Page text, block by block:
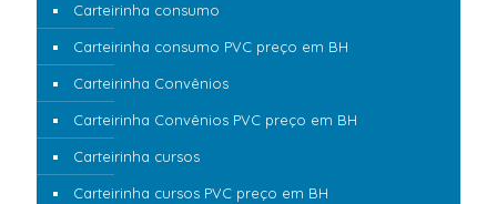
Carteirinha consumo
Carteirinha consumo PVC preço em BH
Carteirinha Convênios
Carteirinha Convênios PVC preço em BH
Carteirinha cursos
Carteirinha cursos PVC preço em BH